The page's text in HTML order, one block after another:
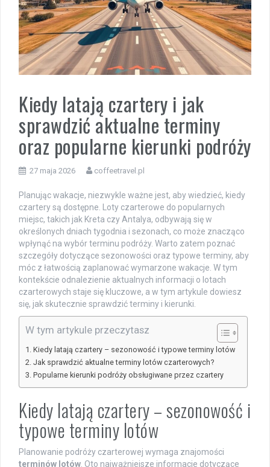
Kiedy latają czartery i jak
sprawdzić aktualne terminy
oraz popularne kierunki podróży
27 maja 2026 coffeetravel.pl
Planując wakacje, niezwykle ważne jest, aby wiedzieć, kiedy
czartery są dostępne. Loty czarterowe do popularnych
miejsc, takich jak Kreta czy Antalya, odbywają się w
określonych dniach tygodnia i sezonach, co może znacząco
wpłynąć na wybór terminu podróży. Warto zatem poznać
szczegóły dotyczące sezonowości oraz typowe terminy, aby
móc z łatwością zaplanować wymarzone wakacje. W tym
kontekście odnalezienie aktualnych informacji o lotach
czarterowych staje się kluczowe, a w tym artykule dowiesz
się, jak skutecznie sprawdzić terminy i kierunki.
W tym artykule przeczytasz
Kiedy latają czartery – sezonowość i typowe terminy lotów
Jak sprawdzić aktualne terminy lotów czarterowych?
Popularne kierunki podróży obsługiwane przez czartery
Kiedy latają czartery – sezonowość i
typowe terminy lotów
Planowanie podróży czarterowej wymaga znajomości
terminów lotów . Oto najważniejsze informacje dotyczące